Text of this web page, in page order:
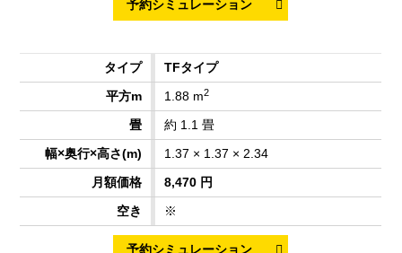
TFタイプ
1.88 m2
約 1.1 畳
1.37 × 1.37 × 2.34
8,470 円
※